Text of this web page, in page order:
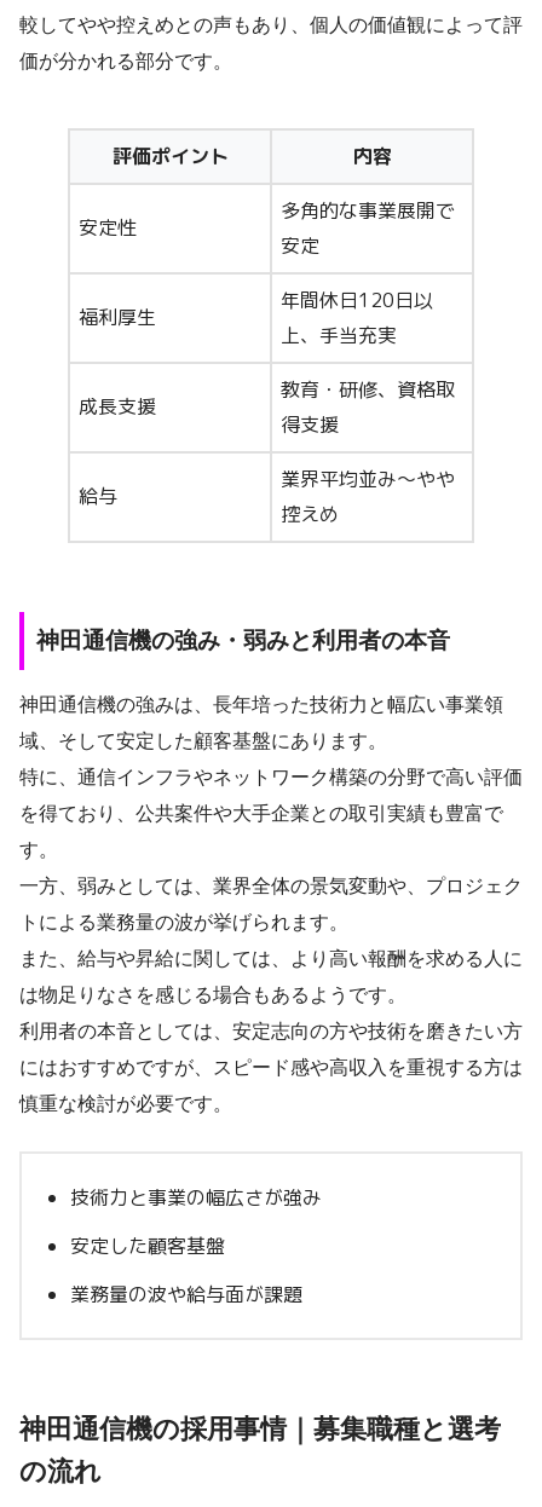
較してやや控えめとの声もあり、個人の価値観によって評
価が分かれる部分です。
評価ポイント 内容
安定性
多角的な事業展開で
安定
福利厚生
年間休日120日以
上、手当充実
成長支援
教育・研修、資格取
得支援
給与
業界平均並み～やや
控えめ
神田通信機の強み・弱みと利用者の本音
神田通信機の強みは、長年培った技術力と幅広い事業領
域、そして安定した顧客基盤にあります。
特に、通信インフラやネットワーク構築の分野で高い評価
を得ており、公共案件や大手企業との取引実績も豊富で
す。
一方、弱みとしては、業界全体の景気変動や、プロジェク
トによる業務量の波が挙げられます。
また、給与や昇給に関しては、より高い報酬を求める人に
は物足りなさを感じる場合もあるようです。
利用者の本音としては、安定志向の方や技術を磨きたい方
にはおすすめですが、スピード感や高収入を重視する方は
慎重な検討が必要です。
技術力と事業の幅広さが強み
安定した顧客基盤
業務量の波や給与面が課題
神田通信機の採用事情｜募集職種と選考
の流れ